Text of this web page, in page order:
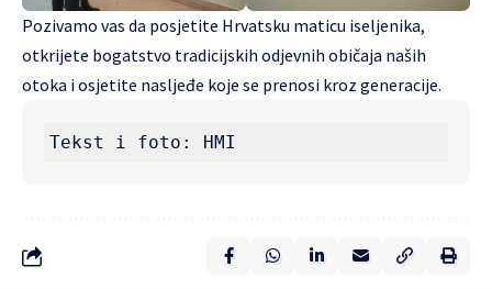
Pozivamo vas da posjetite Hrvatsku maticu iseljenika,
otkrijete bogatstvo tradicijskih odjevnih običaja naših
otoka i osjetite nasljeđe koje se prenosi kroz generacije.
Tekst i foto: HMI